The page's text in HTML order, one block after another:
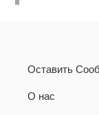
Оставить
О нас